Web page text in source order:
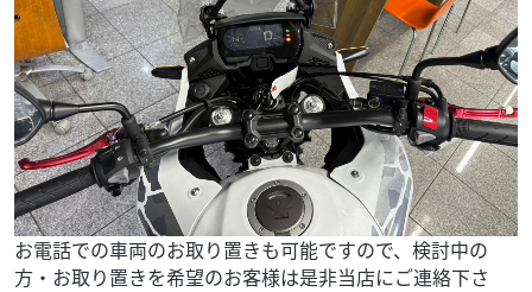
お電話での車両のお取り置きも可能ですので、検討中の
方・お取り置きを希望のお客様は是非当店にご連絡下さ